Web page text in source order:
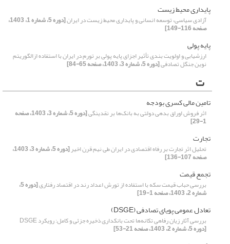
پایداری محیط زیست
آزادی سیاسی، توسعه انسانی و پایداری محیط زیست در ایران [دوره 5، شماره 1، 1403،
صفحه 116-149]
پایه پولی
ارزشیابی و اولویت بندی تأثیر اجزای پایه پولی بر تورم در ایران با استفاده ازالگوریتم
نوین جنگل تصادفی[دوره 5، شماره 3، 1403، صفحه 65-84]
ت
تامین مالی کسری بودجه
اثر فروش اوراق بدهی دولتی به بانک‌ها بر نقدینگی [دوره 5، شماره 3، 1403، صفحه
1-29]
تجارت
تحلیل اثر تجارت بر رفاه اقتصادی در ایران طی نیم قرن اخیر [دوره 5، شماره 3، 1403،
صفحه 107-136]
تجمع قیمت
بررسی حباب قیمت سکه با استفاده از تورش اعداد رند در اقتصاد رفتاری [دوره 5،
شماره 2، 1403، صفحه 1-19]
تعادل عمومی پویای تصادفی (DSGE)
بررسی آثار زیان رفاهی تکانه‌ها تحت بانکداری ذخیره جزئی و کامل: رویکرد DSGE
[دوره 5، شماره 2، 1403، صفحه 21-53]